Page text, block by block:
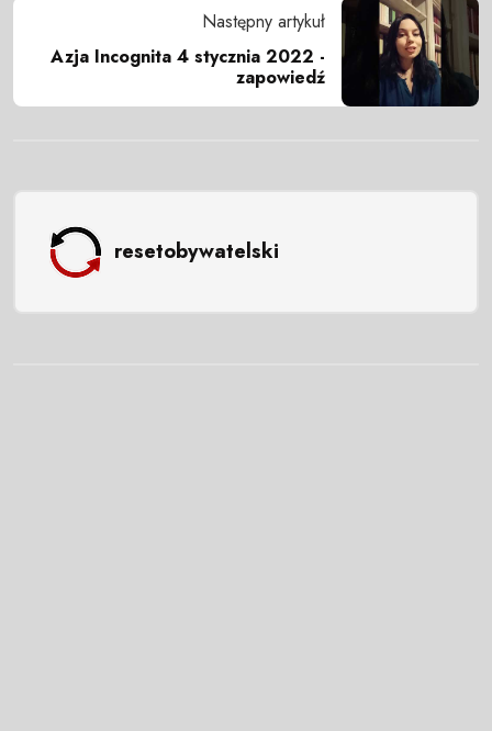
Następny artykuł
Azja Incognita 4 stycznia 2022 -
zapowiedź
resetobywatelski